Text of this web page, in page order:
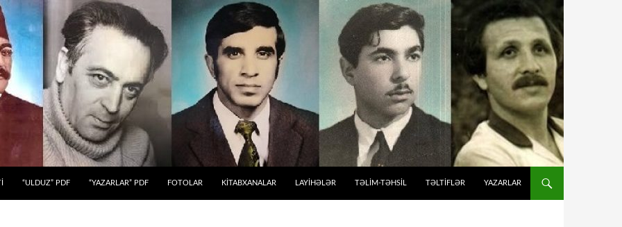
“ULDUZ” PDF “YAZARLAR” PDF FOTOLAR KİTABXANALAR LAYİHƏLƏR TƏLIM-TƏHSIL TƏLTİFLƏR YAZARLAR